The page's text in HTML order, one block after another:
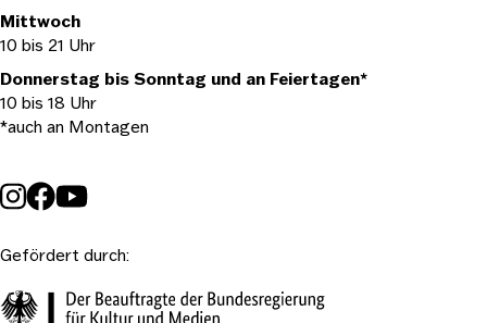
Gefördert durch:
Mittwoch
10 bis 21 Uhr
Donnerstag bis Sonntag und an Feiertagen*
10 bis 18 Uhr
*auch an Montagen